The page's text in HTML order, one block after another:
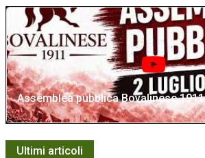
Assemblea pubblica Bovalinese 1911
Ultimi articoli